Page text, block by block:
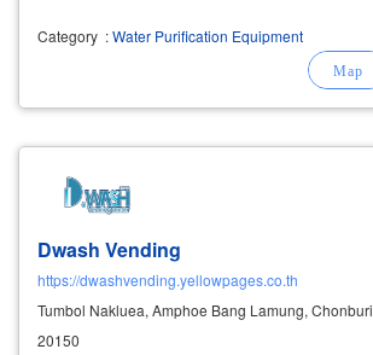
Category :Water Purification Equipment
Dwash Vending
https://dwashvending.yellowpages.co.th
Tumbol Nakluea, Amphoe Bang Lamung, Chonburi
20150